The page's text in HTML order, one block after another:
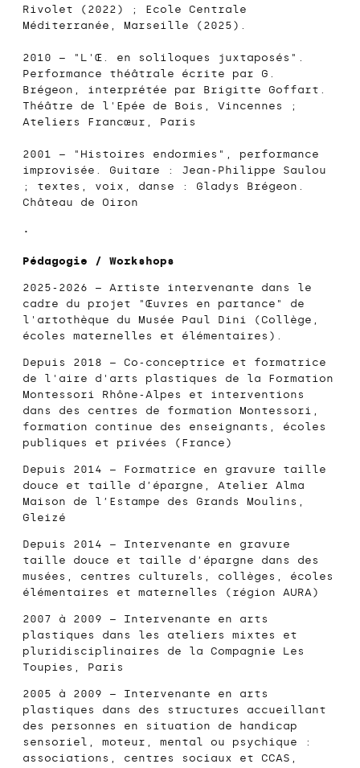
Rivolet (2022) ; Ecole Centrale
Méditerranée , Marseille (2025).
2010 – "L'Œ. en soliloques juxtaposés".
Performance théâtrale écrite par G.
Brégeon, interprétée par Brigitte Goffart.
Théâtre de l'Epée de Bois , Vincennes ;
Ateliers Francœur , Paris
2001 – "Histoires endormies",
performance
improvisée. Guitare : Jean-Philippe Saulou
; textes, voix, danse : Gladys Brégeon.
Château de Oiron
.
Pédagogie / Workshops
2025-2026 – Artiste intervenante dans le
cadre du projet "Œuvres en partance" de
l'artothèque du Musée Paul Dini (Collège,
écoles maternelles et élémentaires).
Depuis 2018 – Co-conceptrice et formatrice
de l'aire d'arts plastiques de la Formation
Montessori
Rhône-Alpes
et interventions
dans des centres de formation Montessori,
formation continue des enseignants, écoles
publiques et privées (France)
Depuis 2014 – Formatrice en gravure taille
douce et taille d’épargne, Atelier Alma
Maison de l’Estampe des Grands Moulins ,
Gleizé
Depuis 2014
– Intervenante en gravure
taille douce et taille d’épargne dans des
musées, centres culturels, collèges, écoles
élémentaires et maternelles (région AURA)
2007 à 2009 – Intervenante en arts
plastiques dans les ateliers mixtes et
pluridisciplinaires de la Compagnie Les
Toupies , Paris
2005 à 2009
– Intervenante en arts
plastiques dans des structures accueillant
des personnes en situation de handicap
sensoriel, moteur, mental ou psychique :
associations, centres sociaux et CCAS,